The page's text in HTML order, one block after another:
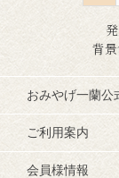
背
おみやげ一蘭公
ご利用案内
会員様情報